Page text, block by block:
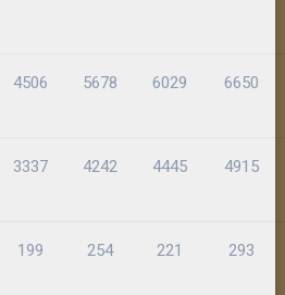
4506 5678 6029 6650
3337 4242 4445 4915
199 254 221 293